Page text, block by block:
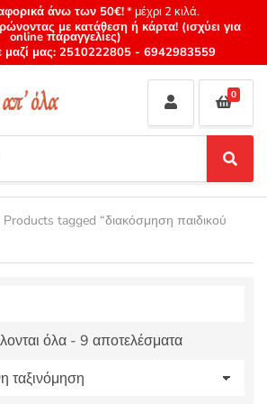
άνω των 50€!* μέχρι 2 κιλά.
με κατάθεση ή κάρτα! (ισχύει για
online παραγγελίες)
μας: 2510222805 - 6942983559
S
e
a
0
Products tagged “διακόσμηση παιδικού
όλα - 9 αποτελέσματα